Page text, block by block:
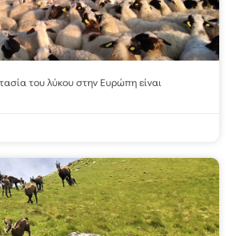
του λύκου στην Ευρώπη είναι